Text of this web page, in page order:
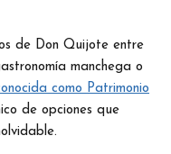
de Don Quijote entre
manchega o
como Patrimonio
de opciones que